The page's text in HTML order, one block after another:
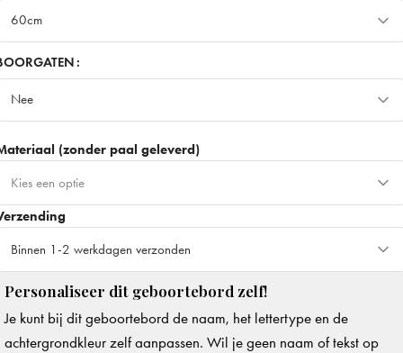
60cm
60cm
80cm + €15
100cm
Nee
Nee
Ja + €3
(zonder paal geleverd)
Kies een optie
Dibond - Stevig & duurzaam Beste keuze + €10
Forex - Minder stevig & breekbaar
Binnen 1-2 werkdagen verzonden
Binnen 1-2 werkdagen verzonden
Op werkdagen voor 14.00u besteld, dezelfde dag verzonden + €8
Personaliseer dit geboortebord zelf!
Je kunt bij dit geboortebord de naam, het lettertype en de
achtergrondkleur zelf aanpassen. Wil je geen naam of tekst op